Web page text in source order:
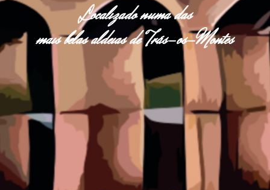
Localizado numa das
mais belas aldeias de Trás-os-Montes